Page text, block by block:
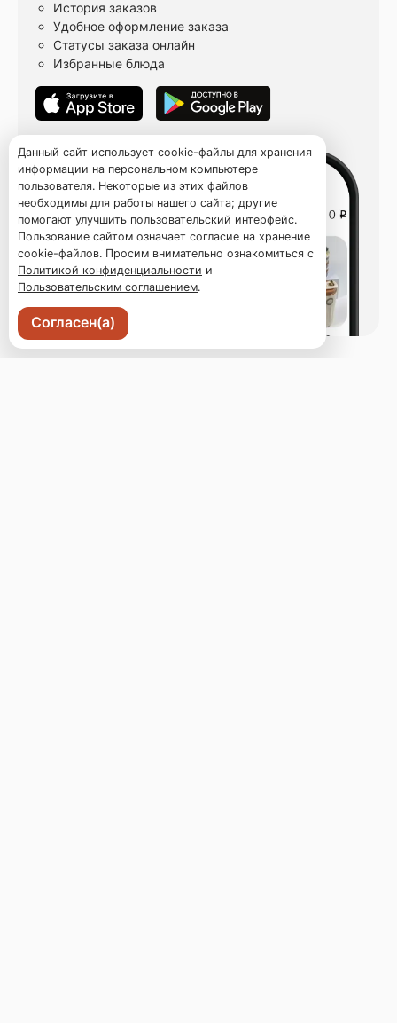
История заказов
Удобное оформление заказа
Статусы заказа онлайн
Избранные блюда
Данный сайт использует cookie-файлы для хранения
информации на персональном компьютере
пользователя. Некоторые из этих файлов
необходимы для работы нашего сайта; другие
помогают улучшить пользовательский интерфейс.
Пользование сайтом означает согласие на хранение
cookie-файлов. Просим внимательно ознакомиться с
Политикой конфиденциальности и
Пользовательским соглашением.
Согласен(а)